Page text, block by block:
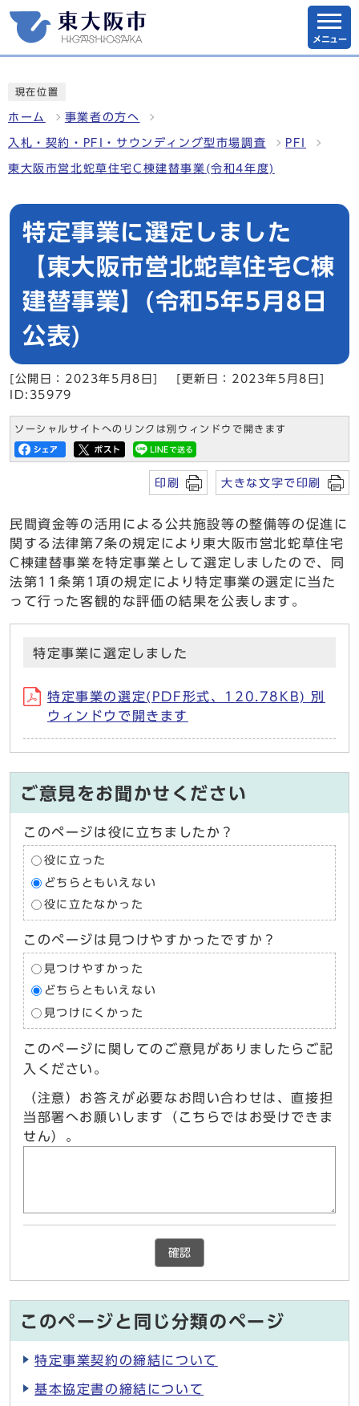
メニュー
現在位置
ホーム 事業者の方へ
入札・契約・PFI・サウンディング型市場調査 PFI
東大阪市営北蛇草住宅C棟建替事業(令和4年度)
特定事業に選定しました
【東大阪市営北蛇草住宅C棟
建替事業】(令和5年5月8日
公表)
[公開日：2023年5月8日]
[更新日：2023年5月8日]
ID:35979
ソーシャルサイトへのリンクは別ウィンドウで開きます
印刷 大きな文字で印刷
民間資金等の活用による公共施設等の整備等の促進に
関する法律第7条の規定により東大阪市営北蛇草住宅
C棟建替事業を特定事業として選定しましたので、同
法第11条第1項の規定により特定事業の選定に当た
って行った客観的な評価の結果を公表します。
特定事業に選定しました
特定事業の選定(PDF形式、120.78KB) 別
ウィンドウで開きます
ご意見をお聞かせください
このページは役に立ちましたか？
役に立った
どちらともいえない
役に立たなかった
このページは見つけやすかったですか？
見つけやすかった
どちらともいえない
見つけにくかった
このページに関してのご意見がありましたらご記
入ください。
（注意）お答えが必要なお問い合わせは、直接担
当部署へお願いします（こちらではお受けできま
せん）。
確認
このページと同じ分類のページ
特定事業契約の締結について
基本協定書の締結について